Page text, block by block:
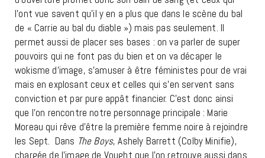
l’ont vue savent qu’il y en a plus que dans le scène du bal
de « Carrie au bal du diable ») mais pas seulement. Il
permet aussi de placer ses bases : on va parler de super
pouvoirs qui ne font pas du bien et on va décaper le
wokisme d’image, s’amuser à être féministes pour de vrai
mais en explosant ceux et celles qui s’en servent sans
conviction et par pure appât financier. C’est donc ainsi
que l’on rencontre notre personnage principale : Marie
Moreau qui rêve d’être la première femme noire à rejoindre
les Sept. Dans The Boys, Ashely Barrett (Colby Minifie),
chargée de l’image de Vought que l’on retrouve aussi dans